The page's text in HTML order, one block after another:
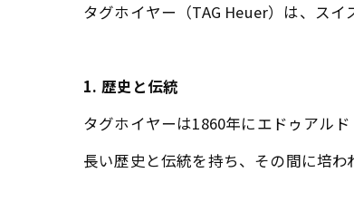
タグホイヤー（TAG Heuer）は、ス
1. 歴史と伝統
タグホイヤーは1860年にエドゥアル
長い歴史と伝統を持ち、その間に培わ